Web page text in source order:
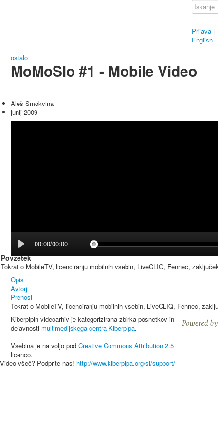
Prijava |
English
ostalo
MoMoSlo #1 - Mobile Video
Aleš Smokvina
junij 2009
00:00/00:00
Povzetek
Tokrat o MobileTV, licenciranju mobilnih vsebin, LiveCLIQ, Fennec,
Opis
Avtorji
Prenosi
Tokrat o MobileTV, licenciranju mobilnih vsebin, LiveCLIQ, Fennec,
Kiberpipin videoarhiv je kategorizirana zbirka posnetkov in
dejavnosti multimedijskega centra Kiberpipa.
Vsebina je na voljo pod Creative Commons Attribution 2.5
licenco.
Video všeč? Podprite nas! http://www.kiberpipa.org/sl/support/